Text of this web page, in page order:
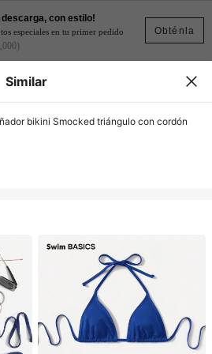
Obténla
descarga, con estilo!
especiales en tu primer pedido
Similar
bikini Smocked triángulo con cordón